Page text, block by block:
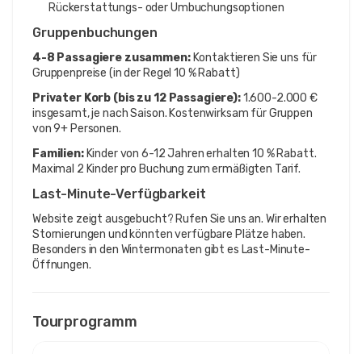
Rückerstattungs- oder Umbuchungsoptionen
Gruppenbuchungen
4-8 Passagiere zusammen:Kontaktieren Sie uns für
Gruppenpreise (in der Regel 10 % Rabatt)
Privater Korb (bis zu 12 Passagiere):1.600-2.000 €
insgesamt, je nach Saison. Kostenwirksam für Gruppen
von 9+ Personen.
Familien:Kinder von 6-12 Jahren erhalten 10 % Rabatt.
Maximal 2 Kinder pro Buchung zum ermäßigten Tarif.
Last-Minute-Verfügbarkeit
Website zeigt ausgebucht? Rufen Sie uns an. Wir erhalten
Stornierungen und könnten verfügbare Plätze haben.
Besonders in den Wintermonaten gibt es Last-Minute-
Öffnungen.
Tourprogramm